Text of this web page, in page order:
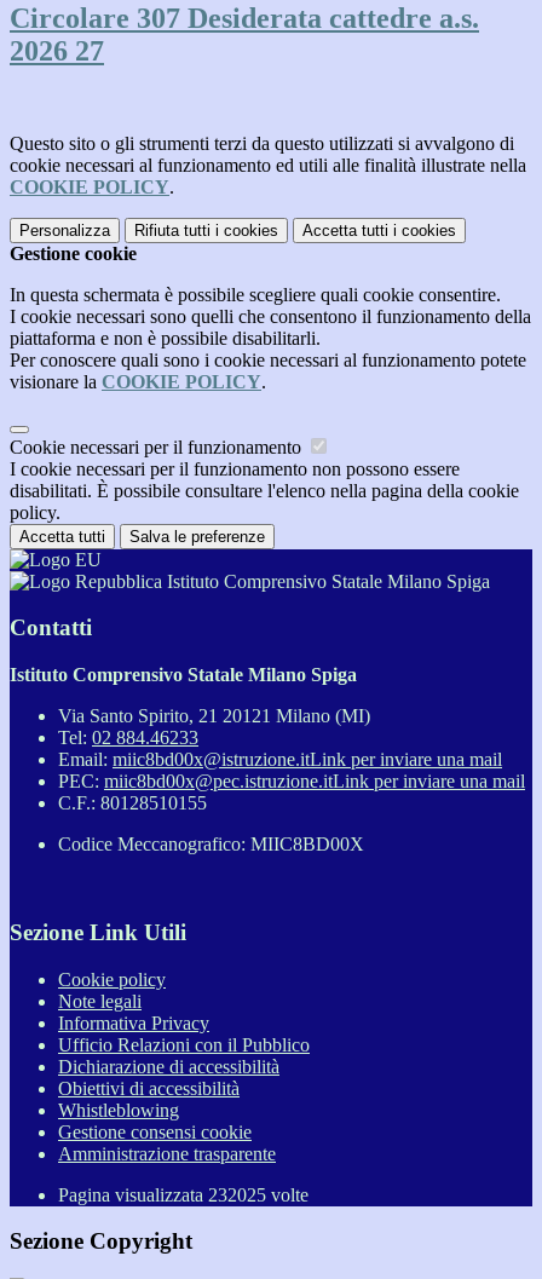
Circolare 307 Desiderata cattedre a.s.
2026 27
Questo sito o gli strumenti terzi da questo utilizzati si avvalgono di
cookie necessari al funzionamento ed utili alle finalità illustrate nella
COOKIE POLICY.
Personalizza Rifiuta tutti i cookies Accetta tutti i cookies
Gestione cookie
In questa schermata è possibile scegliere quali cookie consentire.
I cookie necessari sono quelli che consentono il funzionamento della
piattaforma e non è possibile disabilitarli.
Per conoscere quali sono i cookie necessari al funzionamento potete
visionare la COOKIE POLICY.
Cookie necessari per il funzionamento
I cookie necessari per il funzionamento non possono essere
disabilitati. È possibile consultare l'elenco nella pagina della cookie
policy.
Accetta tutti Salva le preferenze
Istituto Comprensivo Statale Milano Spiga
Contatti
Istituto Comprensivo Statale Milano Spiga
Via Santo Spirito, 21 20121 Milano (MI)
Tel: 02 884.46233
Email: miic8bd00x@istruzione.itLink per inviare una mail
PEC: miic8bd00x@pec.istruzione.itLink per inviare una mail
C.F.: 80128510155
Codice Meccanografico: MIIC8BD00X
Sezione Link Utili
Cookie policy
Note legali
Informativa Privacy
Ufficio Relazioni con il Pubblico
Dichiarazione di accessibilità
Obiettivi di accessibilità
Whistleblowing
Gestione consensi cookie
Amministrazione trasparente
Pagina visualizzata 232025 volte
Sezione Copyright